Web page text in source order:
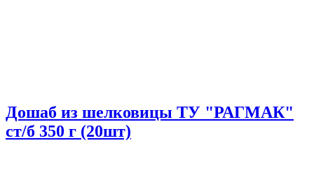
Дошаб из шелковицы ТУ "РАГМАК"
ст/б 350 г (20шт)